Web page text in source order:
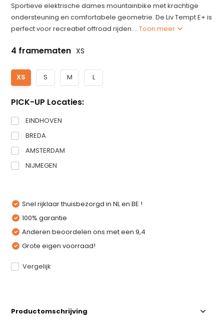
Sportieve elektrische dames mountainbike met krachtige
ondersteuning en comfortabele geometrie. De Liv Tempt E+ is
perfect voor recreatief offroad rijden....Toon meer
4 framematen XS
XS S M L
PICK-UP Locaties:
EINDHOVEN
BREDA
AMSTERDAM
NIJMEGEN
Snel rijklaar thuisbezorgd in NL en BE !
100% garantie
Anderen beoordelen ons met een 9,4
Grote eigen voorraad!
Vergelijk
Productomschrijving